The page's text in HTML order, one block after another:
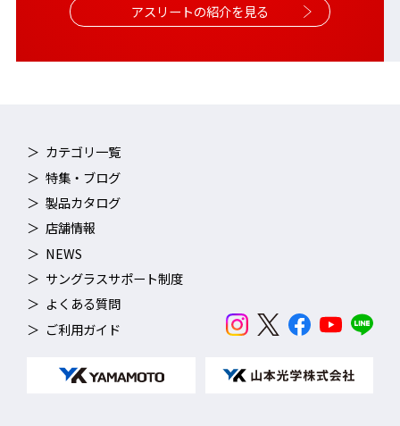
アスリートの紹介を見る
カテゴリ一覧
特集・ブログ
製品カタログ
店舗情報
NEWS
サングラスサポート制度
よくある質問
ご利用ガイド